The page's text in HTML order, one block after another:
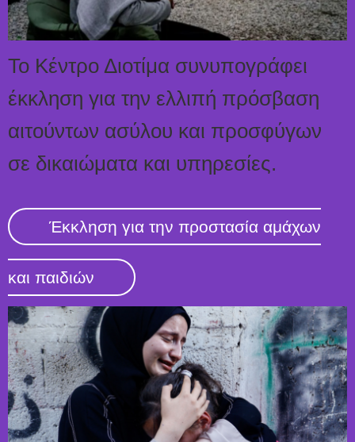
Το Κέντρο Διοτίμα συνυπογράφει
έκκληση για την ελλιπή πρόσβαση
αιτούντων ασύλου και προσφύγων
σε δικαιώματα και υπηρεσίες.
Έκκληση για την προστασία αμάχων
και παιδιών